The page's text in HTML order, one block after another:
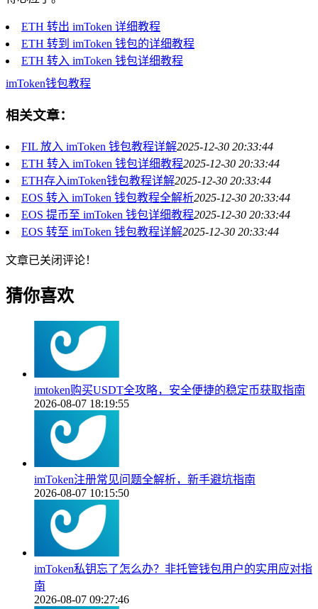
ETH 转出 imToken 详细教程
ETH 转到 imToken 钱包的详细教程
ETH 转入 imToken 钱包详细教程
imToken钱包教程
相关文章：
FIL 放入 imToken 钱包教程详解2025-12-30 20:33:44
ETH 转入 imToken 钱包详细教程2025-12-30 20:33:44
ETH存入imToken钱包教程详解2025-12-30 20:33:44
EOS 转入 imToken 钱包教程全解析2025-12-30 20:33:44
EOS 提币至 imToken 钱包详细教程2025-12-30 20:33:44
EOS 转至 imToken 钱包教程详解2025-12-30 20:33:44
文章已关闭评论！
猜你喜欢
imtoken购买USDT全攻略，安全便捷的稳定币获取指南
2026-08-07 18:19:55
imToken注册常见问题全解析，新手避坑指南
2026-08-07 10:15:50
imToken私钥忘了怎么办？非托管钱包用户的实用应对指
南
2026-08-07 09:27:46